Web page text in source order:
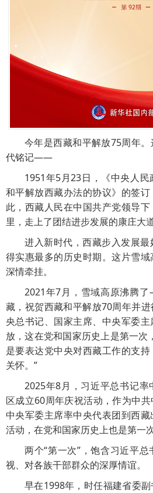
今年是西藏和平解放75周年
代铭记——
1951年5月23日，《中央人
和平解放西藏办法的协议》的签
此，西藏人民在中国共产党领导
里，走上了团结进步发展的康庄大道
进入新时代，西藏步入发展
得实惠最多的历史时期。这片雪
深情牵挂。
2021年7月，雪域高原沸腾
藏，祝贺西藏和平解放70周年并
央总书记、国家主席、中央军委
放，这在党和国家历史上是第一次
是要表达党中央对西藏工作的支
关怀。”
2025年8月，习近平总书记
区成立60周年庆祝活动，作为中共
中央军委主席率中央代表团到西
活动，在党和国家历史上也是第一次
两个“第一次”，饱含习近平
视、对各族干部群众的深厚情谊。
早在1998年，时任福建省委